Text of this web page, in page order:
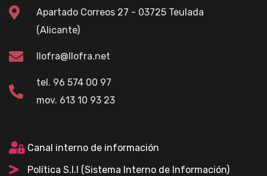
Apartado Correos 27 - 03725 Teulada
(Alicante)
llofra@llofra.net
tel. 96 574 00 97
mov. 613 10 93 23
Canal interno de información
Política S.I.I (Sistema Interno de Información)